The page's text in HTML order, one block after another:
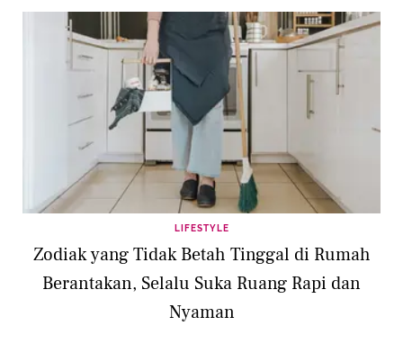
LIFESTYLE
Zodiak yang Tidak Betah Tinggal di Rumah
Berantakan, Selalu Suka Ruang Rapi dan
Nyaman